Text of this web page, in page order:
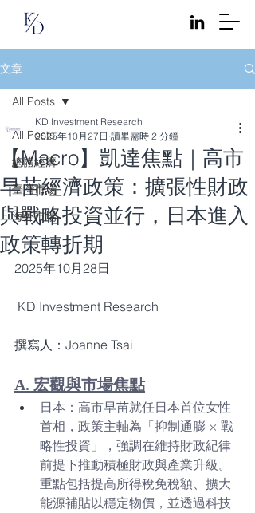
文章
All Posts
總體經濟
臺灣市場
海外市場
All Posts
【Macro】凱達焦點｜高市
早苗經濟政策：擴張性財政
與戰略投資並行，日本進入
政策轉折期
KD Investment Research
2025年10月27日 讀畢需時 2 分鐘
2025年10月28日
KD Investment Research
撰寫人：Joanne Tsai
A. 宏觀與市場焦點
日本：高市早苗就任日本首位女性
首相，政策主軸為「抑制通膨 × 戰
略性投資」，強調在維持財政紀律
前提下推動積極財政與產業升級。
重點包括提高所得稅免稅額、擴大
能源補貼以穩定物價，並透過科技